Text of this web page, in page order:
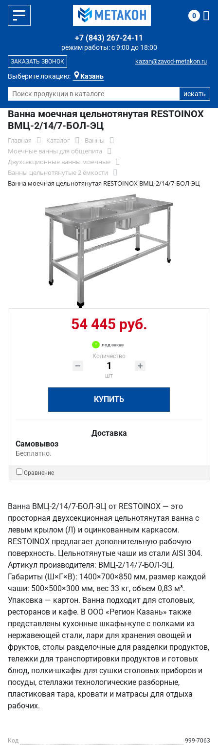
Выберите локацию: Казань
режим работы: с 9:00 до 18:00
+7 (843) 267-24-11
kazan@zavod-metakon.ru
ЗАКАЗАТЬ ЗВОНОК
0
Ванна моечная цельнотянутая RESTOINOX
ВМЦ-2/14/7-БОЛ-ЭЦ
Главная Каталог
Ванны
Моечные ванны для общепита
Двухсекционные ванны моечные
Ванны цельнотянутые 2 ёмкости
Ванна моечная цельнотянутая RESTOINOX ВМЦ-2/14/7-БОЛ-ЭЦ
54 445 руб.
под заказ
Количество
шт
КУПИТЬ
Доставка
Самовывоз
Бесплатно.
Сравнение
Ванна ВМЦ-2/14/7-БОЛ-ЭЦ от RESTOINOX — это
просторная двухсекционная цельнотянутая ванна с
левым крылом (Л) и оцинкованным каркасом.
RESTOINOX предлагает дополнительную рабочую
поверхность. Цельнотянутые чаши из стали AISI 304.
Артикул производителя: ВМЦ-2/14/7-БОЛ-ЭЦ.
Габариты (Ш×Г×В): 1400×700×850 мм, размер каждой
чаши: 500×500×300 мм, вес 33 кг, объем 0,83 м³.
Упаковка — картон. Ванна подходит для столовых,
ресторанов и кафе. В ООО «Регион Казань» также
представлены кухонные шкафы-купе с полками из
нержавеющей стали, лари для хранения овощей и
фруктов, столы разделочные для разделки продуктов,
тележки для транспортировки продуктов и готовых
блюд, полки-шкафы для сушки столовых приборов и
посуды, стеллажи технологические разборные,
пластиковая тара, кровати и матрасы для отдыха
рабочих.
Код
999-7063